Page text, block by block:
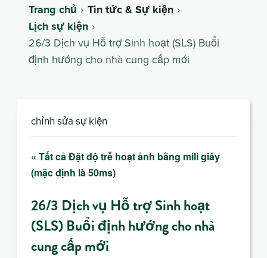
Trang chủ
Tin tức & Sự kiện
Lịch sự kiện
26/3 Dịch vụ Hỗ trợ Sinh hoạt (SLS) Buổi
định hướng cho nhà cung cấp mới
chỉnh sửa sự kiện
« Tất cả Đặt độ trễ hoạt ảnh bằng mili giây
(mặc định là 50ms)
26/3 Dịch vụ Hỗ trợ Sinh hoạt
(SLS) Buổi định hướng cho nhà
cung cấp mới